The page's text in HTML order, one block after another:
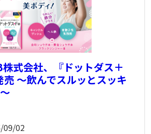
式会社、『ドットダス＋
〜飲んでスルッとスッキ
09/02